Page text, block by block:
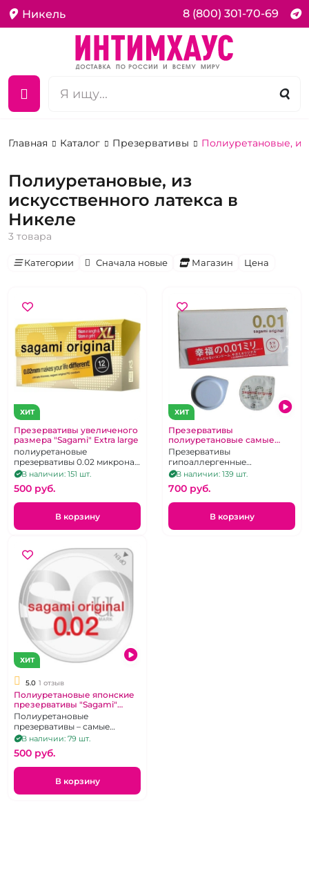
Никель 8 (800) 301-70-69
Главная Каталог Презервативы Полиуретановые, из
Полиуретановые, из
искусственного латекса в
Никеле
3 товара
Категории Сначала новые Магазин Цена
ХИТ
Презервативы увеличеного
размера "Sagami" Extra large
полиуретановые
презервативы 0.02 микрона
увеличенного размера! Цена
за 1 штуку
В наличии: 151 шт.
500 pуб.
В корзину
ХИТ
Презервативы
полиуретановые самые
тонкие "Sagami" Original 0,01
мм
Презервативы
гипоаллергенные
полиуретановые самые
чувствительные в мире. Цена
за 1 штуку
В наличии: 139 шт.
700 pуб.
В корзину
ХИТ
5.0 1 отзыв
Полиуретановые японские
презервативы "Sagami"
Original 2 микрона
Полиуретановые
презервативы – самые
тонкие в мире, 1 шт
В наличии: 79 шт.
500 pуб.
В корзину